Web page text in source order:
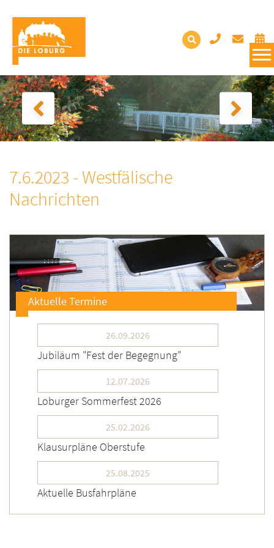
7.6.2023 - Westfälische
Nachrichten
Aktuelle Termine
26.09.2026
Jubiläum "Fest der Begegnung"
12.07.2026
Loburger Sommerfest 2026
25.02.2026
Klausurpläne Oberstufe
25.08.2025
Aktuelle Busfahrpläne